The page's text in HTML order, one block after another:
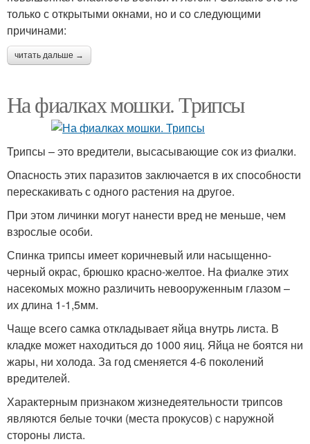
только с открытыми окнами, но и со следующими
причинами:
читать дальше →
На фиалках мошки. Трипсы
Трипсы – это вредители, высасывающие сок из фиалки.
Опасность этих паразитов заключается в их способности
перескакивать с одного растения на другое.
При этом личинки могут нанести вред не меньше, чем
взрослые особи.
Спинка трипсы имеет коричневый или насыщенно-
черный окрас, брюшко красно-желтое. На фиалке этих
насекомых можно различить невооруженным глазом –
их длина 1-1,5мм.
Чаще всего самка откладывает яйца внутрь листа. В
кладке может находиться до 1000 яиц. Яйца не боятся ни
жары, ни холода. За год сменяется 4-6 поколений
вредителей.
Характерным признаком жизнедеятельности трипсов
являются белые точки (места прокусов) с наружной
стороны листа.